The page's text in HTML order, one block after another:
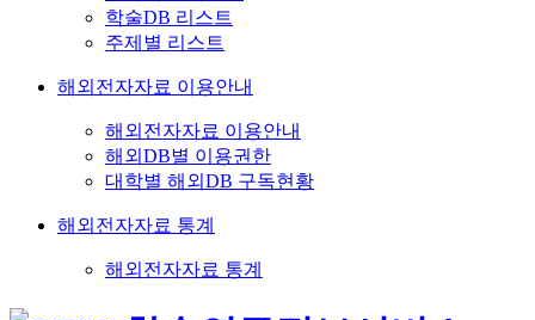
학술DB 리스트
주제별 리스트
해외전자자료 이용안내
해외전자자료 이용안내
해외DB별 이용권한
대학별 해외DB 구독현황
해외전자자료 통계
해외전자자료 통계